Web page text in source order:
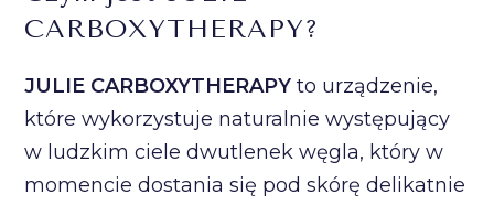
CARBOXYTHERAPY?
JULIE CARBOXYTHERAPY to urządzenie,
które wykorzystuje naturalnie występujący
w ludzkim ciele dwutlenek węgla, który w
momencie dostania się pod skórę delikatnie